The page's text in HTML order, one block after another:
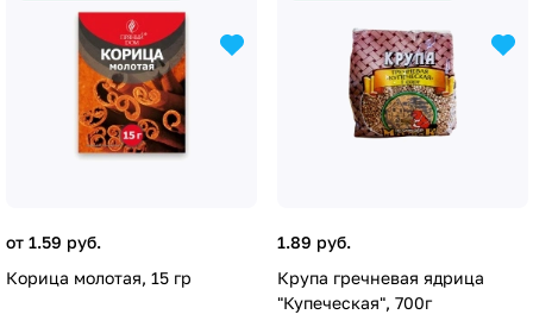
от 1.59 руб.
Корица молотая, 15 гр
1.89 руб.
Крупа гречневая ядрица
"Купеческая", 700г